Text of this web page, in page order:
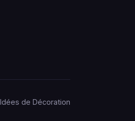
de Décoration